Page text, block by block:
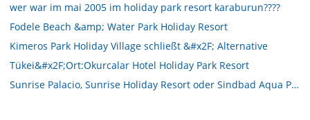
wer war im mai 2005 im holiday park resort karaburun????
Fodele Beach &amp; Water Park Holiday Resort
Kimeros Park Holiday Village schließt &#x2F; Alternative
Tükei&#x2F;Ort:Okurcalar Hotel Holiday Park Resort
Sunrise Palacio, Sunrise Holiday Resort oder Sindbad Aqua Park??